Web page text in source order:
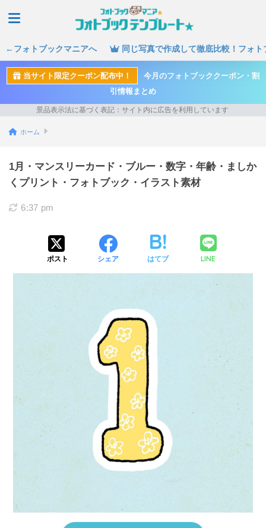
←フォトブックマニアへ 同じ写真で作成して徹底比較！フォ
当サイト限定クーポン配布中！
今月のフォトブッククーポン・割
引情報まとめ
ホーム
1月・マンスリーカード・ブルー・数字・年齢・ましか
くプリント・フォトブック・イラスト素材
6:37 pm
ポスト シェア はてブ LINE